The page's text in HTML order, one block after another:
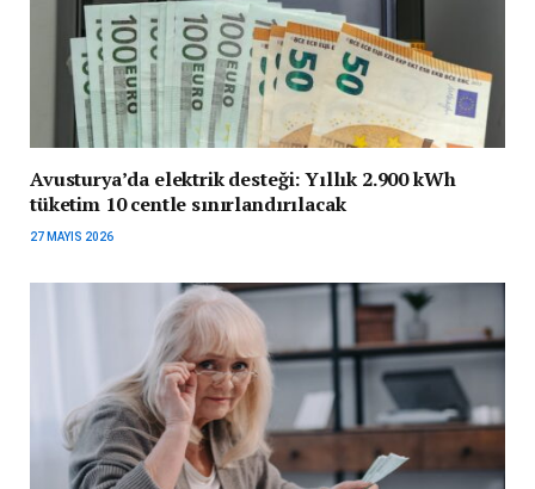
Avusturya’da elektrik desteği: Yıllık 2.900 kWh
tüketim 10 centle sınırlandırılacak
27 MAYIS 2026